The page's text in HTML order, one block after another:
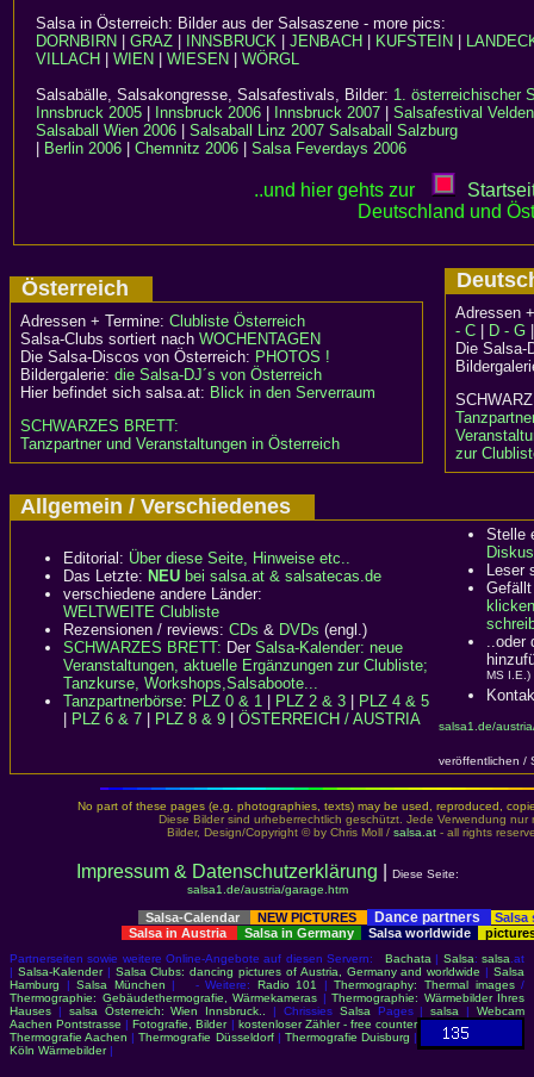
Salsa in Österreich: Bilder aus der Salsaszene - more pics:
DORNBIRN
GRAZ INNSBRUCK JENBACH KUFSTEIN
VILLACH
WIEN WIESEN
WÖRGL
Salsabälle, Salsakongresse, Salsafestivals, Bilder: 1. österreichischer
Innsbruck 2005
Innsbruck 2006 Innsbruck 2007
Salsafestival
Salsaball Wien 2006
Salsaball Linz 2007 Salsaball Salzburg
Berlin 2006 Chemnitz 2006 Salsa Feverdays 2006
..und hier gehts zur
Deutschland und
Österreich
Adressen + Termine: Clubliste Österreich
Salsa-Clubs sortiert nach WOCHENTAGEN
Die Salsa-Discos von Österreich: PHOTOS !
Bildergalerie: die Salsa-DJ´s von Österreich
Hier befindet sich salsa.at: Blick in den Serverraum
SCHWARZES BRETT:
Tanzpartner und Veranstaltungen in Österreich
Adressen
- C
D - G
Die
zur
Allgemein / Verschiedenes
Editorial: Über diese Seite, Hinweise etc..
Das Letzte: NEU bei salsa.at & salsatecas.de
verschiedene andere Länder:
WELTWEITE Clubliste
Rezensionen / reviews: CDs & DVDs (engl.)
SCHWARZES BRETT: Der Salsa-Kalender: neue
Veranstaltungen, aktuelle Ergänzungen zur Clubliste;
Tanzkurse, Workshops,Salsaboote...
Tanzpartnerbörse: PLZ 0 & 1 PLZ 2 & 3
PLZ 4 & 5
PLZ 6 & 7 PLZ 8 & 9 ÖSTERREICH / AUSTRIA
Stelle
Leser
klicken
..oder
MS I.E.)
salsa1.de/
veröffentlichen /
No part of these pages (e.g. photographies, texts) may be used, reproduced,
Diese Bilder sind urheberrechtlich geschützt. Jede Verwendung
Bilder, Design/Copyright © by Chris Moll / salsa.at - all rights
Impressum & Datenschutzerklärung
Diese Seite:
salsa1.de/austria/garage.htm
Salsa-Calendar NEW PICTURES Dance partners
Salsa
Salsa in Austria
Salsa in Germany Salsa worldwide
Partnerseiten sowie weitere Online-Angebote auf diesen Servern: Bachata | Salsa:salsa .at
| Salsa-Kalender| Salsa Clubs: dancing pictures of Austria, Germany and worldwide |Salsa
Hamburg |Salsa München | - Weitere: Radio 101 |Thermography: Thermal images/
Thermographie: Gebäudethermografie, Wärmekameras | Thermographie: Wärmebilder Ihres
Hauses | salsa Österreich: Wien Innsbruck.. | Chrissies Salsa Pages |salsa |Webcam
Aachen Pontstrasse |Fotografie, Bilder| kostenloser Zähler - free counter
Thermografie Aachen |Thermografie Düsseldorf| Thermografie Duisburg |
Köln Wärmebilder|